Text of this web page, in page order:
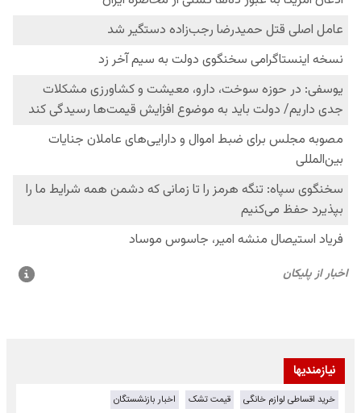
نیازمندیها
خرید اقساطی لوازم خانگی قیمت تشک
اخبار بازنشستگان